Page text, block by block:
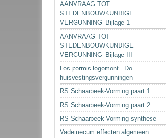
AANVRAAG TOT
STEDENBOUWKUNDIGE
VERGUNNING_Bijlage 1
AANVRAAG TOT
STEDENBOUWKUNDIGE
VERGUNNING_Bijlage III
Les permis logement - De
huisvestingsvergunningen
RS Schaarbeek-Vorming paart 1
RS Schaarbeek-Vorming paart 2
RS Schaarbeek-Vorming synthese
Vademecum effecten algemeen